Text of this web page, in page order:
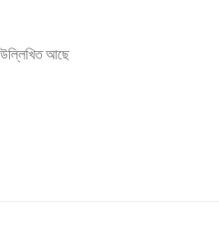
উল্লিখিত আছে